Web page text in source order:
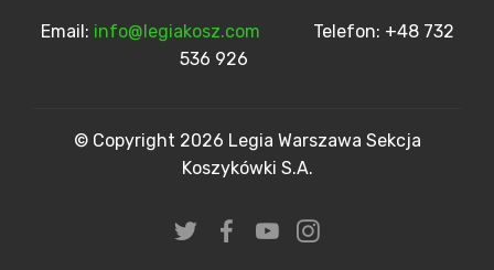
Email: info@legiakosz.com Telefon: +48 732
536 926
© Copyright 2026 Legia Warszawa Sekcja
Koszykówki S.A.